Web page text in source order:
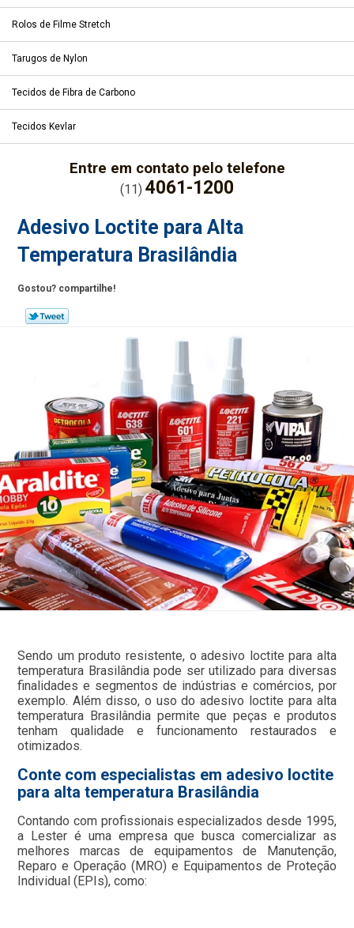
Rolos de Filme Stretch
Tarugos de Nylon
Tecidos de Fibra de Carbono
Tecidos Kevlar
Entre em contato pelo telefone
(11) 4061-1200
Adesivo Loctite para Alta
Temperatura Brasilândia
Gostou? compartilhe!
Sendo um produto resistente, o adesivo loctite para alta
temperatura Brasilândia pode ser utilizado para diversas
finalidades e segmentos de indústrias e comércios, por
exemplo. Além disso, o uso do adesivo loctite para alta
temperatura Brasilândia permite que peças e produtos
tenham qualidade e funcionamento restaurados e
otimizados.
Conte com especialistas em adesivo loctite
para alta temperatura Brasilândia
Contando com profissionais especializados desde 1995,
a Lester é uma empresa que busca comercializar as
melhores marcas de equipamentos de Manutenção,
Reparo e Operação (MRO) e Equipamentos de Proteção
Individual (EPIs), como: